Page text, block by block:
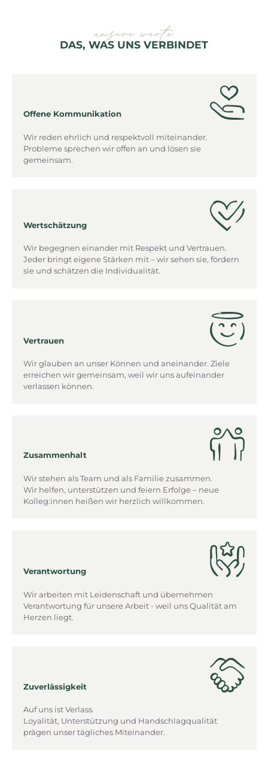
unsere werte
DAS, WAS UNS VERBINDET
Offene Kommunikation
Wir reden ehrlich und respektvoll miteinander.
Probleme sprechen wir offen an und lösen sie
gemeinsam.
Wertschätzung
Wir begegnen einander mit Respekt und Vertrauen.
Jeder bringt eigene Stärken mit – wir sehen sie, fördern
sie und schätzen die Individualität.
Vertrauen
Wir glauben an unser Können und aneinander. Ziele
erreichen wir gemeinsam, weil wir uns aufeinander
verlassen können.
Zusammenhalt
Wir stehen als Team und als Familie zusammen.
Wir helfen, unterstützen und feiern Erfolge – neue
Kolleg:innen heißen wir herzlich willkommen.
Verantwortung
Wir arbeiten mit Leidenschaft und übernehmen
Verantwortung für unsere Arbeit - weil uns Qualität am
Herzen liegt.
Zuverlässigkeit
Auf uns ist Verlass.
Loyalität, Unterstützung und Handschlagqualität
prägen unser tägliches Miteinander.